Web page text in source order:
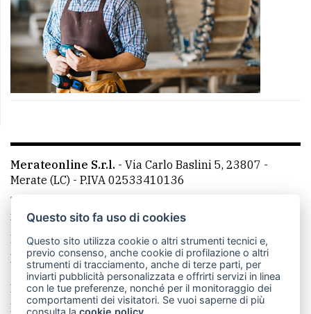
Merateonline S.r.l. - Via Carlo Baslini 5, 23807 -
Merate (LC) - P.IVA 02533410136
Telefono:
mail: redazione@merateonline.it
La redazione
CasateOnline LeccoOnline
RSS
Made by VIP
Privacy policy
Cookie policy
Rivedi le tue scelte sui cookie
Questo sito fa uso di cookies
Questo sito utilizza cookie o altri strumenti tecnici e,
previo consenso, anche cookie di profilazione o altri
strumenti di tracciamento, anche di terze parti, per
inviarti pubblicità personalizzata e offrirti servizi in linea
con le tue preferenze, nonché per il monitoraggio dei
comportamenti dei visitatori. Se vuoi saperne di più